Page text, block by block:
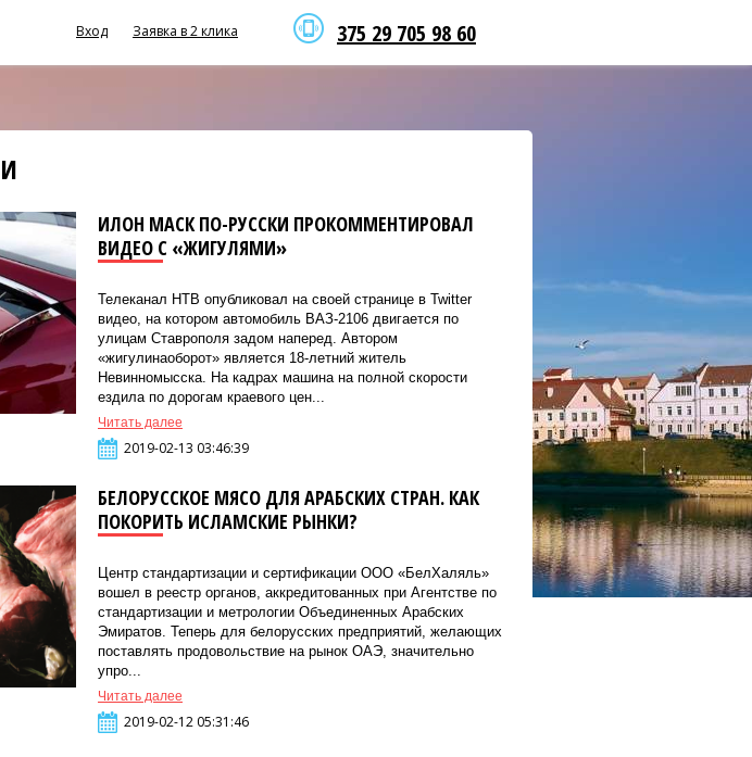
375 29 705 98 60
Вход Заявка в 2 клика
ИЛОН МАСК ПО-РУССКИ ПРОКОММЕНТИРОВАЛ
ВИДЕО С «ЖИГУЛЯМИ»
Телеканал НТВ опубликовал на своей странице в Twitter
видео, на котором автомобиль ВАЗ-2106 двигается по
улицам Ставрополя задом наперед. Автором
«жигулинаоборот» является 18-летний житель
Невинномысска. На кадрах машина на полной скорости
ездила по дорогам краевого цен...
Читать далее
2019-02-13 03:46:39
БЕЛОРУССКОЕ МЯСО ДЛЯ АРАБСКИХ СТРАН. КАК
ПОКОРИТЬ ИСЛАМСКИЕ РЫНКИ?
Центр стандартизации и сертификации OOO «БелХаляль»
вошел в реестр органов, аккредитованных при Агентстве по
стандартизации и метрологии Объединенных Арабских
Эмиратов. Теперь для белорусских предприятий, желающих
поставлять продовольствие на рынок ОАЭ, значительно
упро...
Читать далее
2019-02-12 05:31:46